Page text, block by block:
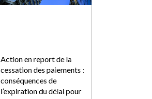
Action en report de la
cessation des paiements :
conséquences de
l’expiration du délai pour